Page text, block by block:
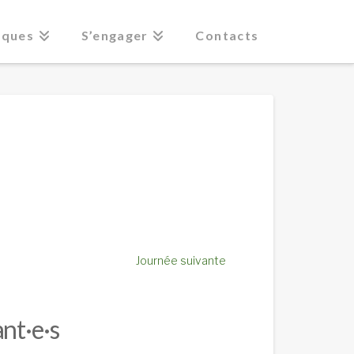
S’engager Contacts
Journée suivante